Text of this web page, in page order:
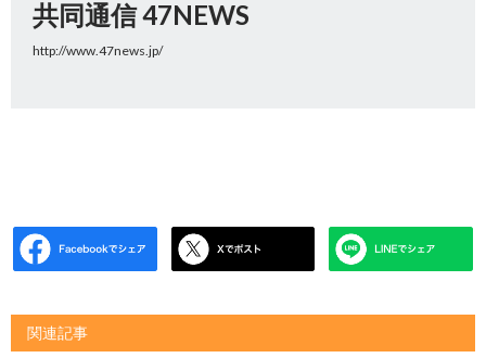
共同通信 47NEWS
http://www.47news.jp/
関連記事